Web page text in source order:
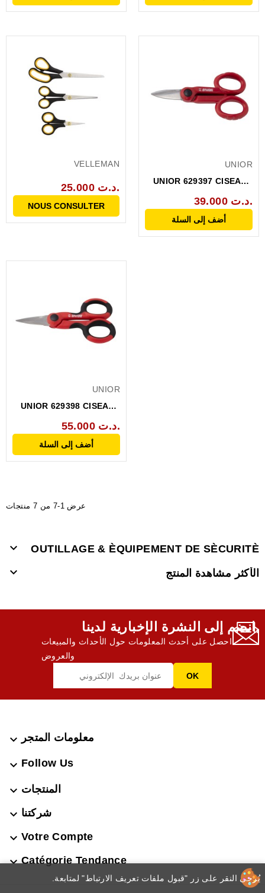
VELLEMAN
25.000 د.ت.
NOUS CONSULTER
UNIOR
UNIOR 629397 CISEAUX
39.000 د.ت.
أضف إلى السلة
UNIOR
UNIOR 629398 CISEAUX
55.000 د.ت.
أضف إلى السلة
عرض 1-7 من 7 منتجات
OUTILLAGE & ÈQUIPEMENT DE SÈCURITÈ

الأكثر مشاهدة المنتج 
انضم إلى النشرة الإخبارية لدينا,
احصل على أحدث المعلومات حول الأحداث والمبيعات
والعروض
معلومات المتجر 
Follow Us

المنتجات 
شركتنا 
Votre Compte

Catégorie Tendance
